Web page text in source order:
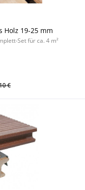
Holz 19-25 mm
Set für ca. 4 m²
€